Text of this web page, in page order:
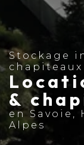
Stockage
&
en Savoie,
Alpes